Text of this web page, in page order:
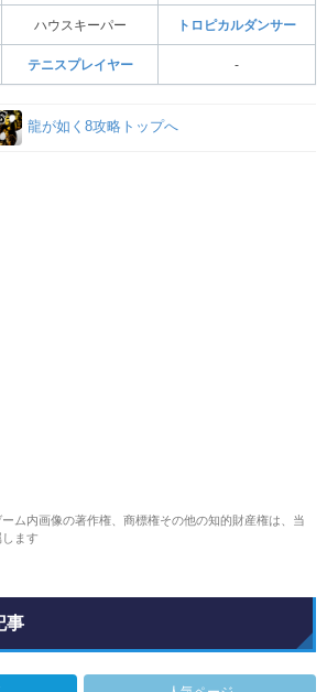
ハウスキーパー トロピカルダンサー
テニスプレイヤー ‐
龍が如く8攻略トップへ
ム内画像の著作権、商標権その他の知的財産権は、当
ます
事